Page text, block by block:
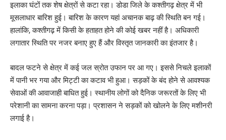
इलाका घंटों तक शेष क्षेत्रों से कटा रहा। डोडा जिले के कश्तीगढ़ क्षेत्र में भी
मूसलाधार बारिश हुई। बारिश के कारण यहां अचानक बाढ़ की स्थिति बन गई।
हालांकि, कश्तीगढ़ में किसी के हताहत होने की कोई खबर नहीं है। अधिकारी
लगातार स्थिति पर नजर बनाए हुए हैं और विस्तृत जानकारी का इंतजार है।
बादल फटने से क्षेत्र में कई जल स्रोत उफान पर आ गए। इससे निचले इलाकों
में पानी भर गया और मिट्टी का कटाव भी हुआ। सड़कों के बंद होने से आवश्यक
सेवाओं की आवाजाही बाधित हुई। स्थानीय लोगों को दैनिक जरूरतों के लिए भी
परेशानी का सामना करना पड़ा। प्रशासन ने सड़कों को खोलने के लिए मशीनरी
लगाई है।